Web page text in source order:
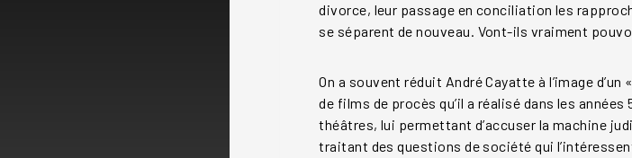
divorce, leur passage en conciliation les
se séparent de nouveau. Vont-ils vraiment
On a souvent réduit André Cayatte à l’image
de films de procès qu’il a réalisé dans les
théâtres, lui permettant d’accuser la machine
traitant des questions de société qui